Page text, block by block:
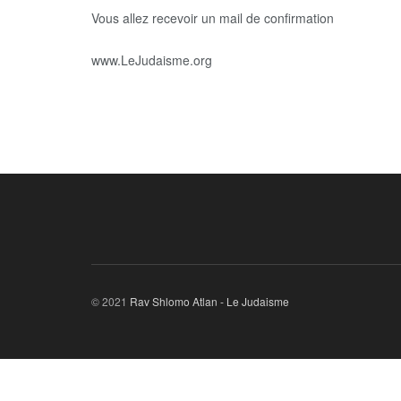
Vous allez recevoir un mail de confirmation
www.LeJudaisme.org
© 2021 Rav Shlomo Atlan - Le Judaisme